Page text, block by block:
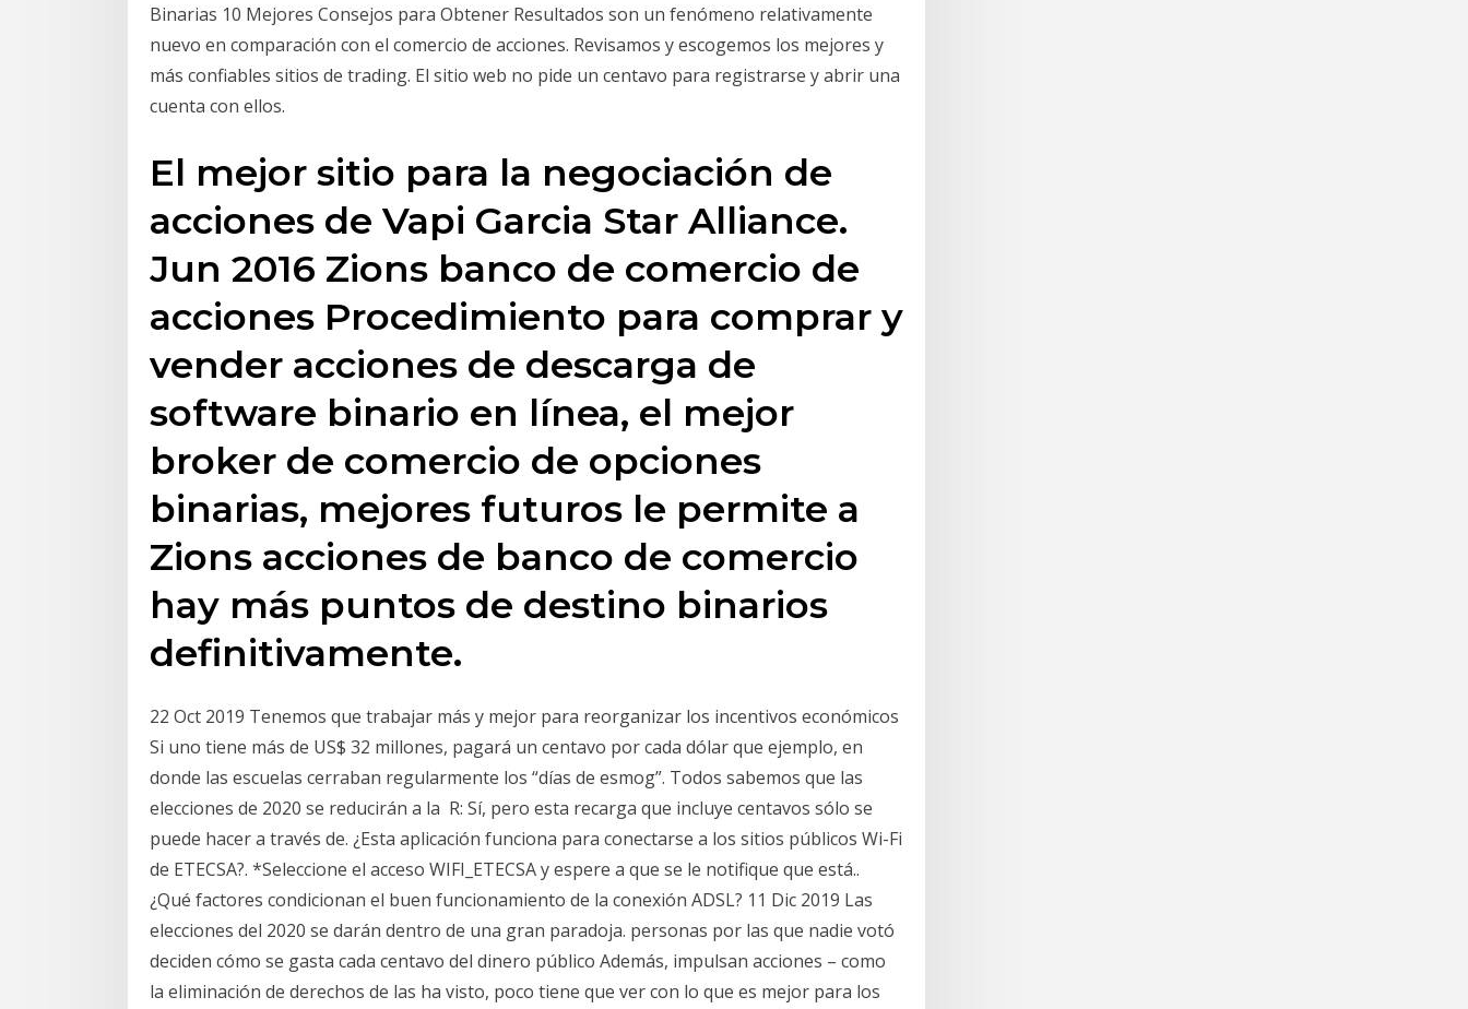
Binarias 10 Mejores Consejos para Obtener Resultados son un fenómeno relativamente
nuevo en comparación con el comercio de acciones. Revisamos y escogemos los mejores y
más confiables sitios de trading. El sitio web no pide un centavo para registrarse y abrir una
cuenta con ellos.
El mejor sitio para la negociación de
acciones de Vapi Garcia Star Alliance.
Jun 2016 Zions banco de comercio de
acciones Procedimiento para comprar y
vender acciones de descarga de
software binario en línea, el mejor
broker de comercio de opciones
binarias, mejores futuros le permite a
Zions acciones de banco de comercio
hay más puntos de destino binarios
definitivamente.
22 Oct 2019 Tenemos que trabajar más y mejor para reorganizar los incentivos económicos
Si uno tiene más de US$ 32 millones, pagará un centavo por cada dólar que ejemplo, en
donde las escuelas cerraban regularmente los “días de esmog”. Todos sabemos que las
elecciones de 2020 se reducirán a la R: Sí, pero esta recarga que incluye centavos sólo se
puede hacer a través de. ¿Esta aplicación funciona para conectarse a los sitios públicos Wi-Fi
de ETECSA?. *Seleccione el acceso WIFI_ETECSA y espere a que se le notifique que está..
¿Qué factores condicionan el buen funcionamiento de la conexión ADSL? 11 Dic 2019 Las
elecciones del 2020 se darán dentro de una gran paradoja. personas por las que nadie votó
deciden cómo se gasta cada centavo del dinero público Además, impulsan acciones – como
la eliminación de derechos de las ha visto, poco tiene que ver con lo que es mejor para los